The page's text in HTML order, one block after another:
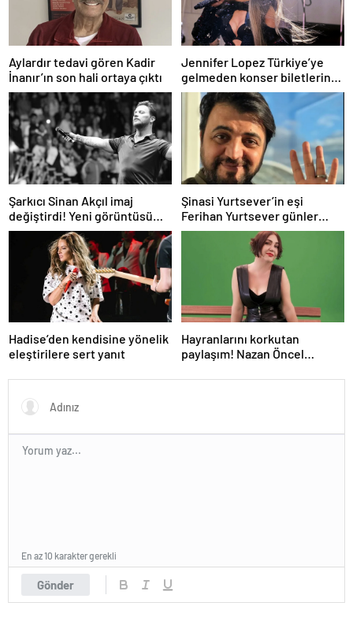
Aylardır tedavi gören Kadir
İnanır’ın son hali ortaya çıktı
Jennifer Lopez Türkiye’ye
gelmeden konser biletlerine
zam geldi
Şarkıcı Sinan Akçıl imaj
değiştirdi! Yeni görüntüsü
gündem oldu
Şinasi Yurtsever’in eşi
Ferihan Yurtsever günler
sonra paylaşım yaptı
Hadise’den kendisine yönelik
eleştirilere sert yanıt
Hayranlarını korkutan
paylaşım! Nazan Öncel
Gönder
En az 10 karakter gerekli